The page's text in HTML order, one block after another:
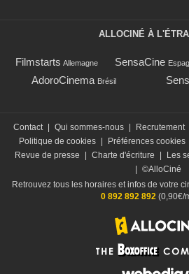
ALLOCINÉ À
Filmstarts Allemagne SensaCine
AdoroCinema Brésil
Contact | Qui sommes-nous | Recrutement
Politique de cookies | Préférences cookies
Revue de presse
| Charte d'écriture | Les
| ©AlloCiné
Retrouvez tous les horaires et infos de votre
0 892 892 892(0,90€/